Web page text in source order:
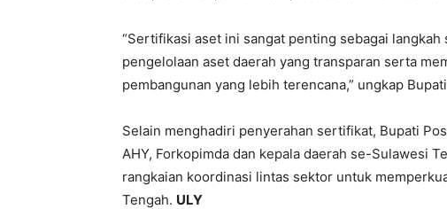
“Sertifikasi aset ini sangat penting sebagai
pengelolaan aset daerah yang transparan serta
pembangunan yang lebih terencana,” ungkap
Selain menghadiri penyerahan sertifikat, Bupati
AHY, Forkopimda dan kepala daerah se-Sulawesi
rangkaian koordinasi lintas sektor untuk
Tengah. ULY